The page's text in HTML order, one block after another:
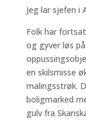
Jeg lar sjefen i
Folk har
og gyver løs
en skilsmisse
malingsstrøk.
boligmarked
gulv fra